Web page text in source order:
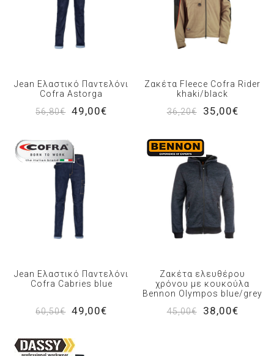
Jean Ελαστικό Παντελόνι
Cofra Astorga
56,80€
49,00€
Ζακέτα Fleece Cofra Rider
khaki/black
36,20€
35,00€
Jean Ελαστικό Παντελόνι
Cofra Cabries blue
60,50€ 49,00€
Ζακέτα ελευθέρου
χρόνου με κουκούλα
Bennon Olympos blue/grey
45,00€
38,00€